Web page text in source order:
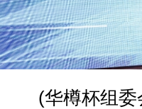
(华樽杯组委